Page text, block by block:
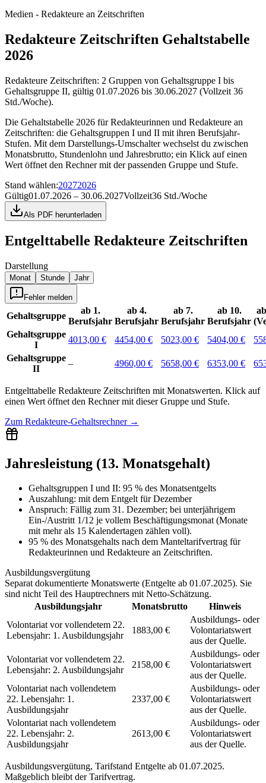
Medien - Redakteure an Zeitschriften
Redakteure Zeitschriften Gehaltstabelle
2026
Redakteure Zeitschriften: 2 Gruppen von Gehaltsgruppe I bis
Gehaltsgruppe II, gültig 01.07.2026 bis 30.06.2027 (Vollzeit 36
Std./Woche).
Die Gehaltstabelle 2026 für Redakteurinnen und Redakteure an
Zeitschriften: die Gehaltsgruppen I und II mit ihren Berufsjahr-
Stufen. Mit dem Darstellungs-Umschalter wechselst du zwischen
Monatsbrutto, Stundenlohn und Jahresbrutto; ein Klick auf einen
Wert öffnet den Rechner mit der passenden Gruppe und Stufe.
Stand wählen:20272026
Gültig01.07.2026 – 30.06.2027Vollzeit36 Std./Woche
Als PDF herunterladen
Entgelttabelle Redakteure Zeitschriften
Darstellung
Monat Stunde Jahr
Fehler melden
Gehaltsgruppe
ab 1.
Berufsjahr
ab 4.
Berufsjahr
ab 7.
Berufsjahr
ab 10.
Berufsjahr
Gehaltsgruppe
I
4013,00 € 4454,00 € 5023,00 € 5404,00 €
Gehaltsgruppe
II
– 4960,00 € 5658,00 € 6353,00 €
Entgelttabelle Redakteure Zeitschriften mit Monatswerten. Klick auf
einen Wert öffnet den Rechner mit dieser Gruppe und Stufe.
Zum Redakteure-Gehaltsrechner→
Jahresleistung (13. Monatsgehalt)
Gehaltsgruppen I und II: 95 % des Monatsentgelts
Auszahlung: mit dem Entgelt fürDezember
Anspruch: Fällig zum 31. Dezember; bei unterjährigem
Ein-/Austritt 1/12 je vollem Beschäftigungsmonat (Monate
mit mehr als 15 Kalendertagen zählen voll).
95 % des Monatsgehalts nach dem Manteltarifvertrag für
Redakteurinnen und Redakteure an Zeitschriften.
Ausbildungsvergütung
Separat dokumentierte Monatswerte (Entgelte ab 01.07.2025). Sie
sind nicht Teil des Hauptrechners mit Netto-Schätzung.
Ausbildungsjahr
Monatsbrutto
Hinweis
Volontariat vor vollendetem 22.
Lebensjahr: 1. Ausbildungsjahr
1883,00 €
Ausbildungs- oder
Volontariatswert
aus der Quelle.
Volontariat vor vollendetem 22.
Lebensjahr: 2. Ausbildungsjahr
2158,00 €
Ausbildungs- oder
Volontariatswert
aus der Quelle.
Volontariat nach vollendetem
22. Lebensjahr: 1.
Ausbildungsjahr
2337,00 €
Ausbildungs- oder
Volontariatswert
aus der Quelle.
Volontariat nach vollendetem
22. Lebensjahr: 2.
Ausbildungsjahr
2613,00 €
Ausbildungs- oder
Volontariatswert
aus der Quelle.
Ausbildungsvergütung, Tarifstand Entgelte ab 01.07.2025.
Maßgeblich bleibt der Tarifvertrag.